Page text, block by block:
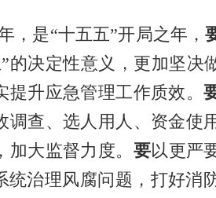
，是“十五五”开局之年，
的决定性意义，更加坚决
提升应急管理工作质效。
查、选人用人、资金使
大监督力度。 要以更严
统治理风腐问题，打好消